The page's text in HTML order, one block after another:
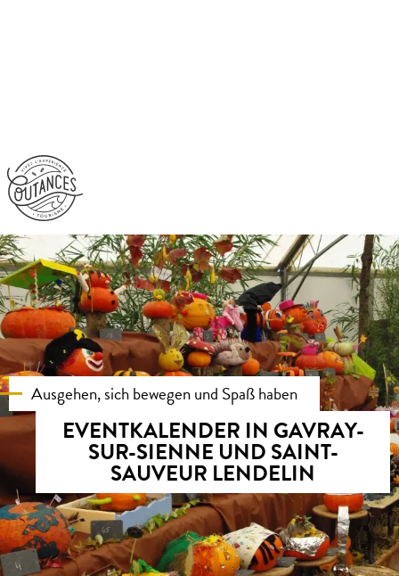
Ausgehen, sich bewegen und Spaß haben
EVENTKALENDER IN GAVRAY-
SUR-SIENNE UND SAINT-
SAUVEUR LENDELIN